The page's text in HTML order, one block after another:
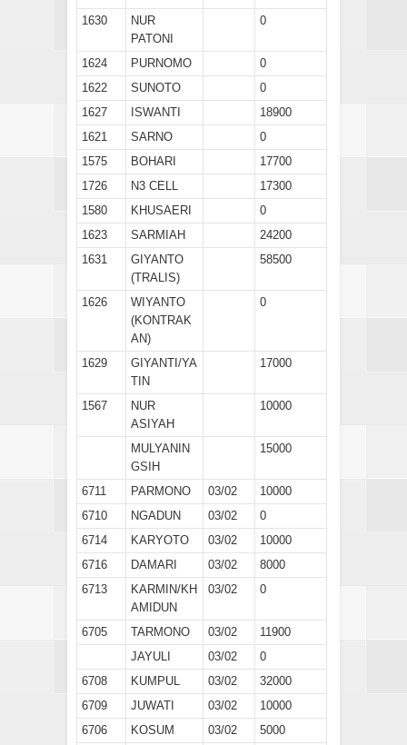
1630
NUR
PATONI
0
1624 PURNOMO
0
1622
SUNOTO
0
1627
ISWANTI
18900
1621
SARNO
0
1575
BOHARI
17700
1726
N3 CELL
17300
1580
KHUSAERI
0
1623
SARMIAH
24200
1631
GIYANTO
(TRALIS)
58500
1626
WIYANTO
(KONTRAK
AN)
0
1629
GIYANTI/YA
TIN
17000
1567
NUR
ASIYAH
10000
MULYANIN
GSIH
15000
6711 PARMONO 03/02
10000
6710
NGADUN 03/02
0
6714
KARYOTO 03/02
10000
6716
DAMARI 03/02
8000
6713
KARMIN/KH
AMIDUN
03/02 0
6705 TARMONO 03/02
11900
JAYULI
03/02
0
6708
KUMPUL 03/02
32000
6709
JUWATI 03/02
10000
6706
KOSUM 03/02
5000